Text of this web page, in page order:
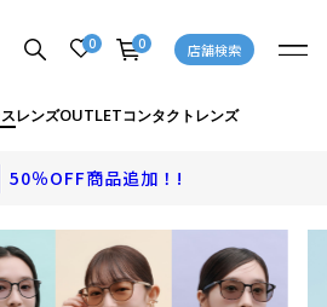
0 0 店舗検索
レンズOUTLETコンタクトレンズ
50％OFF商品追加！!